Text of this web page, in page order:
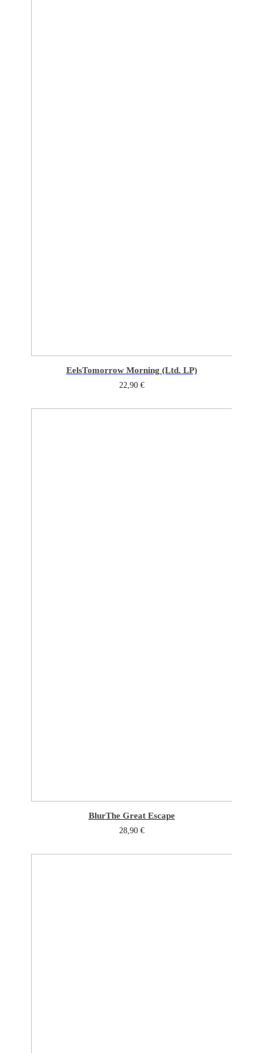
EelsTomorrow Morning (Ltd. LP)
22,90 €
BlurThe Great Escape
28,90 €